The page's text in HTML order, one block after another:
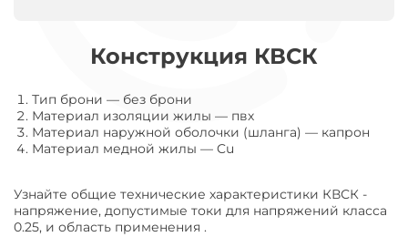
Конструкция КВСК
Тип брони — без брони
Материал изоляции жилы — пвх
Материал наружной оболочки (шланга) — капрон
Материал медной жилы — Cu
Узнайте общие технические характеристики КВСК -
напряжение, допустимые токи для напряжений класса
0.25, и область применения .